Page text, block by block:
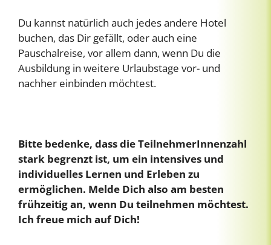
Du kannst natürlich auch jedes andere Hotel
buchen, das Dir gefällt, oder auch eine
Pauschalreise, vor allem dann, wenn Du die
Ausbildung in weitere Urlaubstage vor- und
nachher einbinden möchtest.
Bitte bedenke, dass die TeilnehmerInnenzahl
stark begrenzt ist, um ein intensives und
individuelles Lernen und Erleben zu
ermöglichen. Melde Dich also am besten
frühzeitig an, wenn Du teilnehmen möchtest.
Ich freue mich auf Dich!